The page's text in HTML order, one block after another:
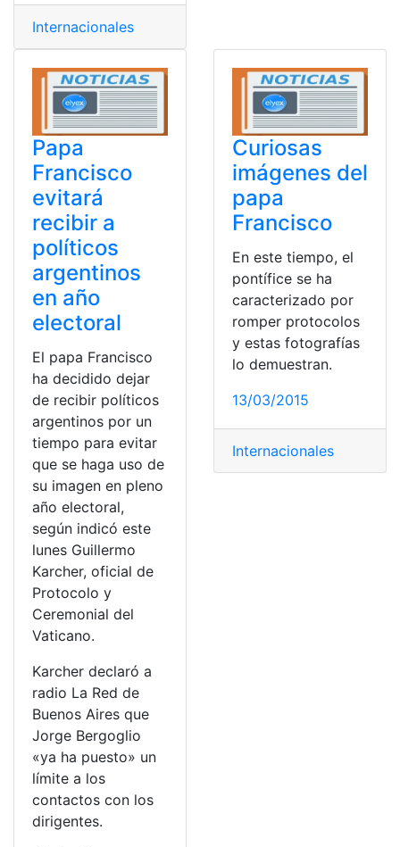
Internacionales
Papa
Francisco
evitará
recibir a
políticos
argentinos
en año
electoral
El papa Francisco
ha decidido dejar
de recibir políticos
argentinos por un
tiempo para evitar
que se haga uso de
su imagen en pleno
año electoral,
según indicó este
lunes Guillermo
Karcher, oficial de
Protocolo y
Ceremonial del
Vaticano.
Karcher declaró a
radio La Red de
Buenos Aires que
Jorge Bergoglio
«ya ha puesto» un
límite a los
contactos con los
dirigentes.
Curiosas
imágenes del
papa
Francisco
En este tiempo, el
pontífice se ha
caracterizado por
romper protocolos
y estas fotografías
lo demuestran.
13/03/2015
Internacionales